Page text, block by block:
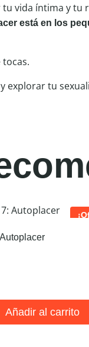
vida íntima y
está en los
explorar tu
Añadir al carrito